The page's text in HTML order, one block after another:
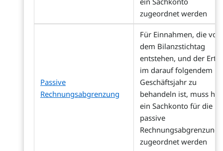
zugeordnet werden
Passive
Rechnungsabgrenzung
Für Einnahmen, die vor
dem Bilanzstichtag
entstehen, und der
im darauf folgendem
Geschäftsjahr zu
behandeln ist, muss
ein Sachkonto für die
passive
Rechnungsabgrenzung
zugeordnet werden